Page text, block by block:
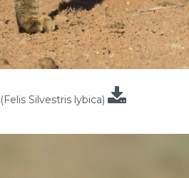
Silvestris lybica)